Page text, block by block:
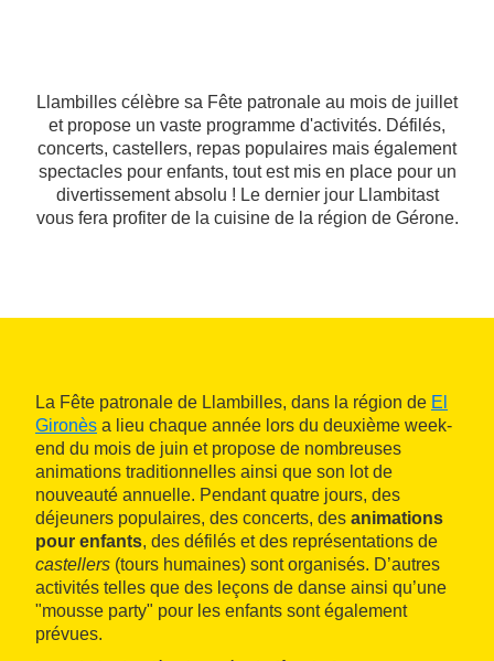
Llambilles célèbre sa Fête patronale au mois de juillet
et propose un vaste programme d'activités. Défilés,
concerts, castellers, repas populaires mais également
spectacles pour enfants, tout est mis en place pour un
divertissement absolu ! Le dernier jour Llambitast
vous fera profiter de la cuisine de la région de Gérone.
La Fête patronale de Llambilles, dans la région de El
Gironès a lieu chaque année lors du deuxième week-
end du mois de juin et propose de nombreuses
animations traditionnelles ainsi que son lot de
nouveauté annuelle. Pendant quatre jours, des
déjeuners populaires, des concerts, des animations
pour enfants, des défilés et des représentations de
castellers (tours humaines) sont organisés. D’autres
activités telles que des leçons de danse ainsi qu’une
"mousse party" pour les enfants sont également
prévues.